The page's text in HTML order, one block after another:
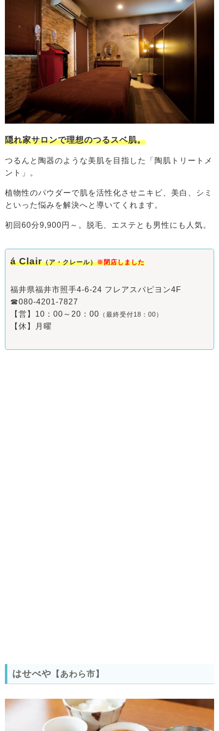
隠れ家サロンで理想のつるスベ肌。
つるんと陶器のような美肌を目指した「陶肌トリートメ
ント」。
植物性のパウダーで肌を活性化させニキビ、美白、シミ
といった悩みを解決へと導いてくれます。
初回60分9,900円～。脱毛、エステとも男性にも人気。
á Clair（ア・クレール）※閉店しました
福井県福井市照手4-6-24 フレアスパピヨン4F
☎080-4201-7827
【営】10：00～20：00 （最終受付18：00）
【休】月曜
はせべや 【あわら市 】